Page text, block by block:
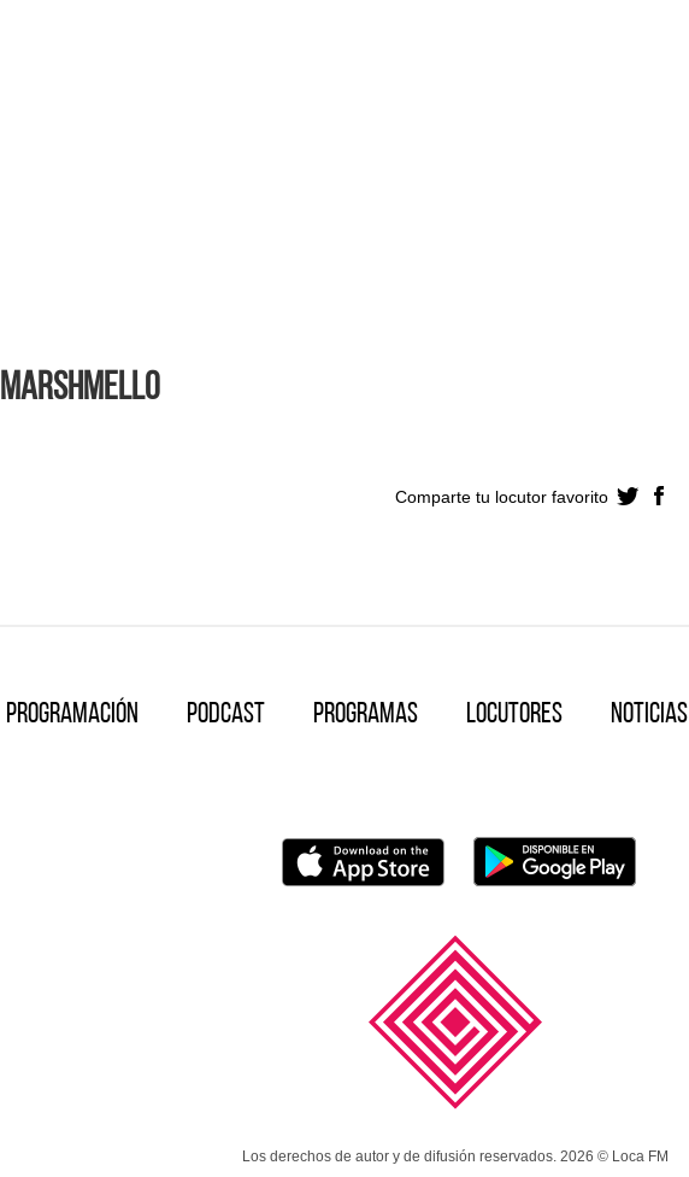
Marshmello
Comparte tu locutorfavorito
Programación Podcast Programas Locutores Noticias
Los derechos de autor y de difusión reservados. 2026 © Loca FM